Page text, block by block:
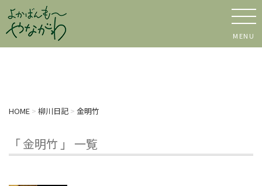
MENU
HOME > 柳川日記 > 金明竹
「 金明竹 」 一覧